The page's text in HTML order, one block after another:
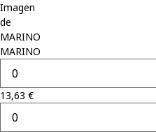
MARINO
13,63 €